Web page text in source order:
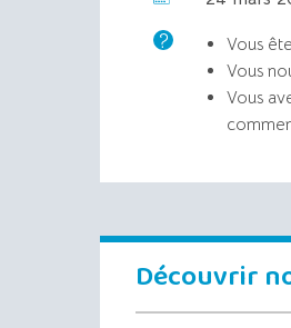
Vous
Vous
Vous
Découvrir